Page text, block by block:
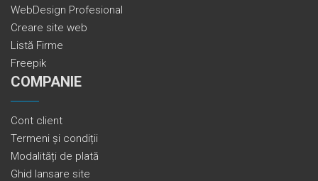
WebDesign Profesional
Creare site web
Listă Firme
Freepik
COMPANIE
Cont client
Termeni și condiții
Modalități de plată
Ghid lansare site